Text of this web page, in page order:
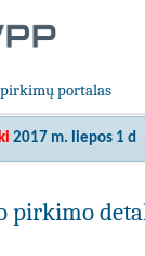
portalas
2017 m. liepos 1 d
pirkimo